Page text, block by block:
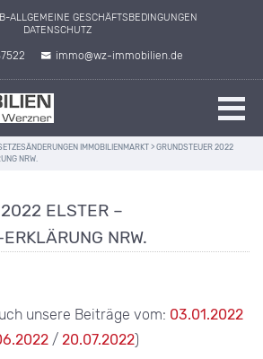
ALLGEMEINE GESCHÄFTSBEDINGUNGEN
DATENSCHUTZ
immo@wz-immobilien.de
IMMOBILIENMARKT > GRUNDSTEUER 2022
NRW.
ELSTER –
NRW.
unsere Beiträge vom: 03.01.2022
/ 20.07.2022)